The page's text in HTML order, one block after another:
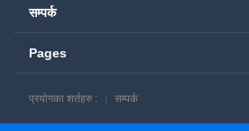
सम्पर्क
Pages
प्रयोगका शर्तहरु : सम्पर्क